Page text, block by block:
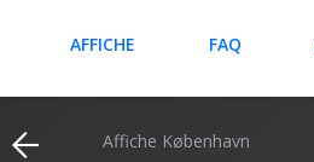
AFFICHE FAQ
Affiche København